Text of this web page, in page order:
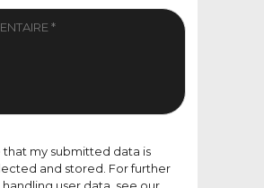
that my submitted data is
and stored. For further